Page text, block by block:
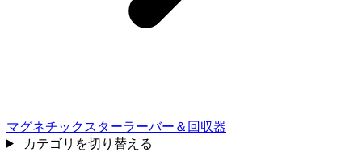
マグネチックスターラーバー＆回収器
カテゴリを切り替える